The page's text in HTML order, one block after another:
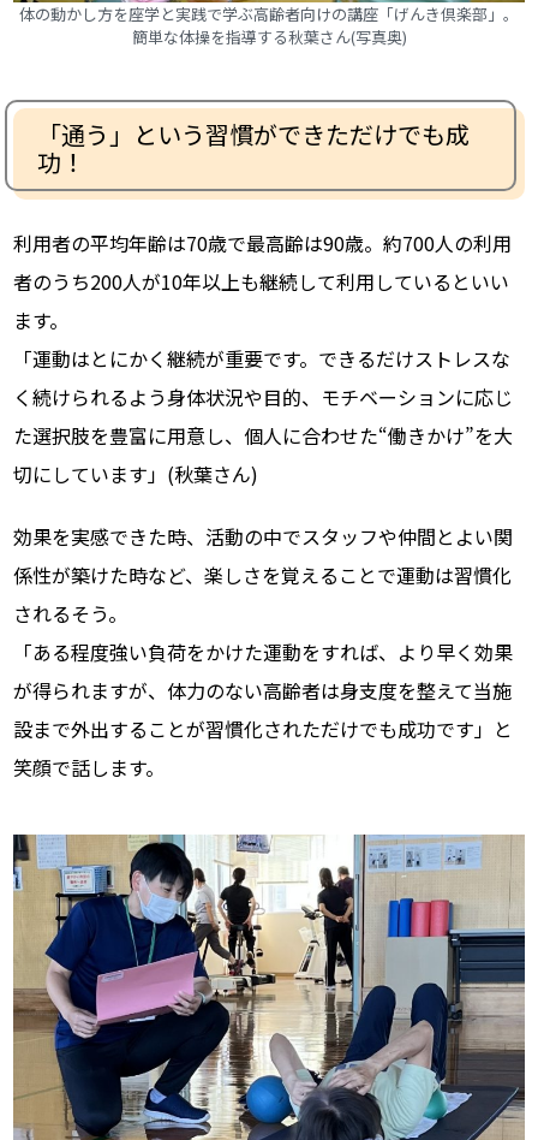
体の動かし方を座学と実践で学ぶ高齢者向けの講座「げんき倶楽部」。
簡単な体操を指導する秋葉さん(写真奥)
「通う」という習慣ができただけでも成
功！
利用者の平均年齢は70歳で最高齢は90歳。約700人の利用
者のうち200人が10年以上も継続して利用しているといい
ます。
「運動はとにかく継続が重要です。できるだけストレスな
く続けられるよう身体状況や目的、モチベーションに応じ
た選択肢を豊富に用意し、個人に合わせた“働きかけ”を大
切にしています」(秋葉さん)
効果を実感できた時、活動の中でスタッフや仲間とよい関
係性が築けた時など、楽しさを覚えることで運動は習慣化
されるそう。
「ある程度強い負荷をかけた運動をすれば、より早く効果
が得られますが、体力のない高齢者は身支度を整えて当施
設まで外出することが習慣化されただけでも成功です」と
笑顔で話します。